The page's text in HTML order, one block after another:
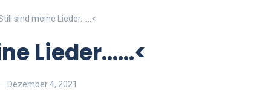
sind meine Lieder……<
Lieder……<
Dezember 4, 2021